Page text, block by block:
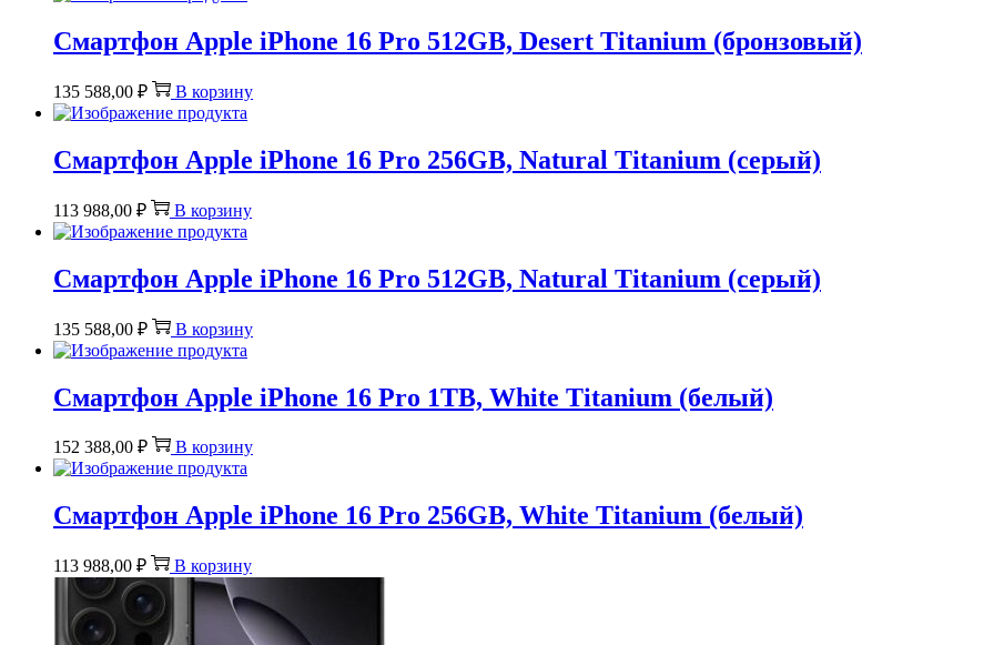
Смартфон Apple iPhone 16 Pro 512GB, Desert Titanium (бронзовый)
135 588,00 ₽ В корзину
Смартфон Apple iPhone 16 Pro 256GB, Natural Titanium (серый)
113 988,00 ₽ В корзину
Смартфон Apple iPhone 16 Pro 512GB, Natural Titanium (серый)
135 588,00 ₽ В корзину
Смартфон Apple iPhone 16 Pro 1TB, White Titanium (белый)
152 388,00 ₽ В корзину
Смартфон Apple iPhone 16 Pro 256GB, White Titanium (белый)
113 988,00 ₽ В корзину